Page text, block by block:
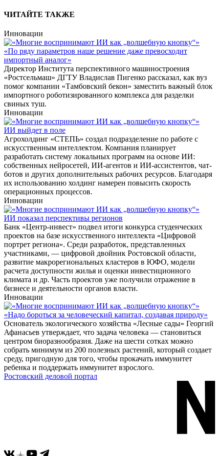
ЧИТАЙТЕ ТАКЖЕ
Инновации
«По ряду параметров наше решение даже превосходит
импортный аналог»
Директор Института перспективного машиностроения
«Ростсельмаш» ДГТУ Владислав Пигенко рассказал, как вуз
помог компании «Тамбовский бекон» заместить важный блок
импортного роботизированного комплекса для разделки
свиных туш.
Инновации
ИИ выйдет в поле
Агрохолдинг «СТЕПЬ» создал подразделение по работе с
искусственным интеллектом. Компания планирует
разработать систему локальных программ на основе ИИ:
собственных нейросетей, ИИ-агентов и ИИ-ассистентов, чат-
ботов и других дополнительных рабочих ресурсов. Благодаря
их использованию холдинг намерен повысить скорость
операционных процессов.
Инновации
ИИ показал перспективы регионов
Банк «Центр-инвест» подвел итоги конкурса студенческих
проектов на базе искусственного интеллекта «Цифровой
портрет региона». Среди разработок, представленных
участниками, — цифровой двойник Ростовской области,
развитие макрорегиональных кластеров в ЮФО, модели
расчета доступности жилья и оценки инвестиционного
климата и др. Часть проектов уже получили отражение в
бизнесе и деятельности органов власти.
Инновации
«Надо бороться за человеческий капитал, создавая природу»
Основатель экологического хозяйства «Лесные сады» Георгий
Афанасьев утверждает, что задача человека — становиться
центром биоразнообразия. Даже на шести сотках можно
собрать минимум из 200 полезных растений, который создает
среду, пригодную для того, чтобы прокачать иммунитет
ребенка и поддержать иммунитет взрослого.
Ростовский деловой портал